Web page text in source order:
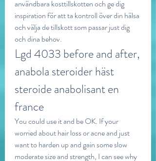
användbara kosttillskotten och ge dig
inspiration för att ta kontroll över din hälsa
och välja de tillskott som passar just dig
och dina behov.
Lgd 4033 before and after,
anabola steroider häst
steroide anabolisant en
france
You could use it and be OK. If your
worried about hair loss or acne and just
want to harden up and gain some slow
moderate size and strength, I can see why